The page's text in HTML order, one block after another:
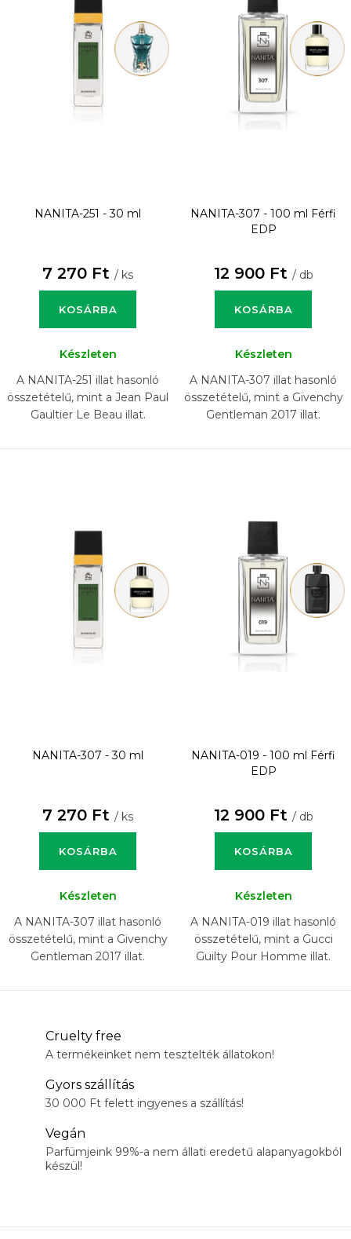
NANITA-251 - 30 ml
7 270 Ft / ks
KOSÁRBA
Készleten
A NANITA-251 illat hasonló
összetételű, mint a Jean Paul
Gaultier Le Beau illat.
NANITA-307 - 100 ml
Férfi
EDP
12 900 Ft / db
KOSÁRBA
Készleten
A NANITA-307 illat hasonló
összetételű, mint a Givenchy
Gentleman 2017 illat.
NANITA-307 - 30 ml
7 270 Ft / ks
KOSÁRBA
Készleten
A NANITA-307 illat hasonló
összetételű, mint a Givenchy
Gentleman 2017 illat.
NANITA-019 - 100 ml
Férfi
EDP
12 900 Ft / db
KOSÁRBA
Készleten
A NANITA-019 illat hasonló
összetételű, mint a Gucci
Guilty Pour Homme illat.
Cruelty free
A termékeinket nem tesztelték állatokon!
Gyors szállítás
30 000 Ft felett ingyenes a szállítás!
Vegán
Parfümjeink 99%-a nem állati eredetű alapanyagokból
készül!